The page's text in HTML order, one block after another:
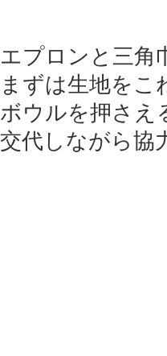
エプロンと三角
まずは生地をこ
ボウルを押さえ
交代しながら協